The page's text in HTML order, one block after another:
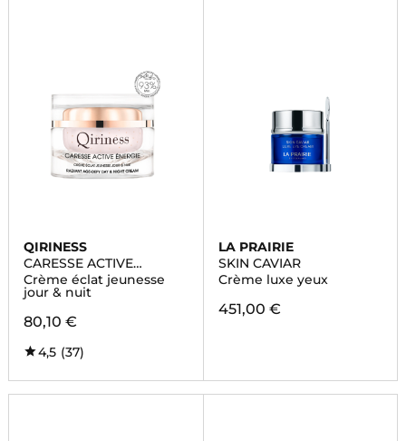
QIRINESS
CARESSE ACTIVE
ENERGIE
Crème éclat jeunesse
jour & nuit
80,10 €
4,5 (37)
LA PRAIRIE
SKIN CAVIAR
Crème luxe yeux
451,00 €